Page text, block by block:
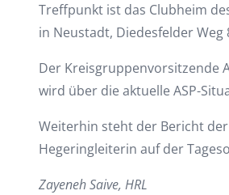
Treffpunkt ist das Clubheim
in Neustadt, Diedesfelder Weg
Der Kreisgruppenvorsitzende
wird über die aktuelle ASP-
Weiterhin steht der Bericht der
Hegeringleiterin auf der
Zayeneh Saive, HRL